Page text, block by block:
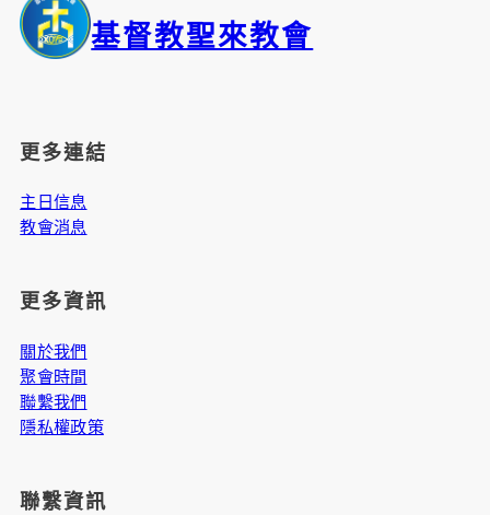
基督教聖來教會
更多連結
主日信息
教會消息
更多資訊
關於我們
聚會時間
聯繫我們
隱私權政策
聯繫資訊